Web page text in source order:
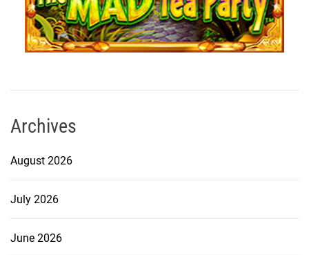
Archives
August 2026
July 2026
June 2026